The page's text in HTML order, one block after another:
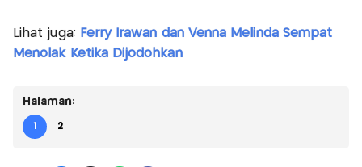
Lihat juga: Ferry Irawan dan Venna Melinda Sempat
Menolak Ketika Dijodohkan
Halaman:
1 2